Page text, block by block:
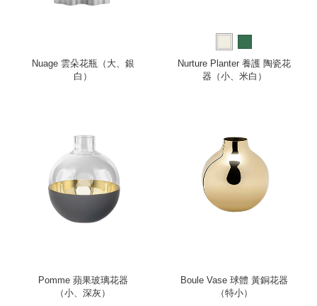
Nuage 雲朵花瓶（大、銀
白）
Nurture Planter 養護 陶瓷花
器（小、米白）
Pomme 蘋果玻璃花器
（小、深灰）
Boule Vase 球體 黃銅花器
（特小）